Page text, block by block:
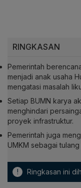
RINGKASAN
Pemerintah
menjadi anak usaha
mengatasi masalah
Setiap BUMN karya
menghindari
proyek infrastruktur.
Pemerintah juga
UMKM sebagai
! Ringkasan ini